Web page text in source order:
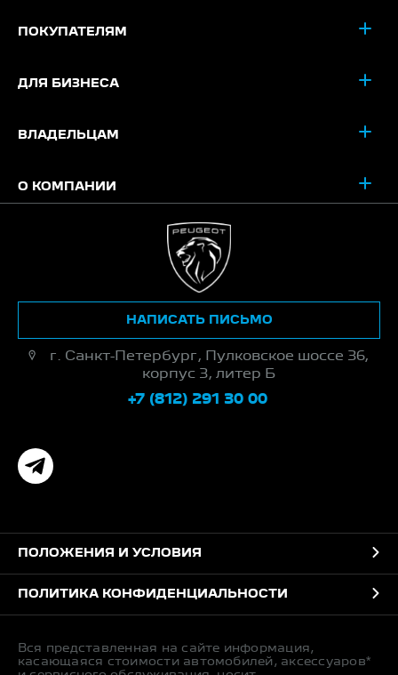
ПОКУПАТЕЛЯМ
ДЛЯ БИЗНЕСА
ВЛАДЕЛЬЦАМ
О КОМПАНИИ
г. Санкт-Петербург, Пулковское шоссе 36,
корпус 3, литер Б
+7 (812) 291 30 00
НАПИСАТЬ ПИСЬМО
ПОЛОЖЕНИЯ И УСЛОВИЯ
ПОЛИТИКА КОНФИДЕНЦИАЛЬНОСТИ
Вся представленная на сайте информация,
касающаяся стоимости автомобилей, аксессуаров*